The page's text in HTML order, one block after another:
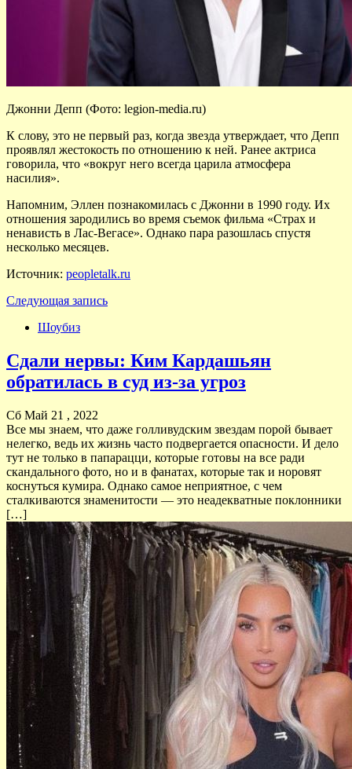
Джонни Депп (Фото: legion-media.ru)
К слову, это не первый раз, когда звезда утверждает, что Депп
проявлял жестокость по отношению к ней. Ранее актриса
говорила, что «вокруг него всегда царила атмосфера
насилия».
Напомним, Эллен познакомилась с Джонни в 1990 году. Их
отношения зародились во время съемок фильма «Страх и
ненависть в Лас-Вегасе». Однако пара разошлась спустя
несколько месяцев.
Источник: peopletalk.ru
Следующая запись
Шоубиз
Сдали нервы: Ким Кардашьян
обратилась в суд из-за угроз
Сб Май 21 , 2022
Все мы знаем, что даже голливудским звездам порой бывает
нелегко, ведь их жизнь часто подвергается опасности. И дело
тут не только в папарацци, которые готовы на все ради
скандального фото, но и в фанатах, которые так и норовят
коснуться кумира. Однако самое неприятное, с чем
сталкиваются знаменитости — это неадекватные поклонники
[…]